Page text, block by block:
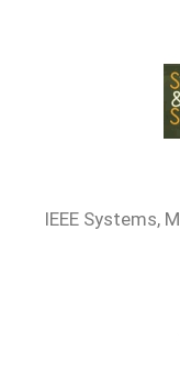
IEEE Systems,